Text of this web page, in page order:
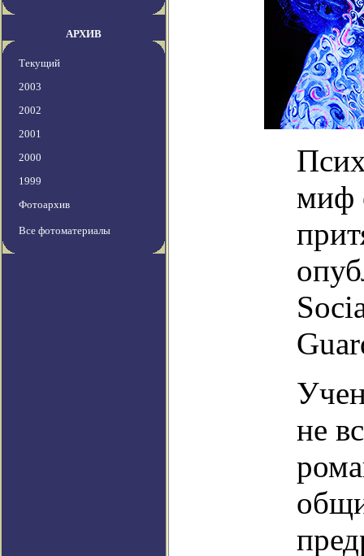
АРХИВ
Текущий
2003
2002
2001
2000
1999
Фотоархив
Все фотоматериалы
миф
не